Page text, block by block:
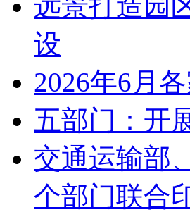
设
2026年6月
五部门：开
交通运输部
个部门联合